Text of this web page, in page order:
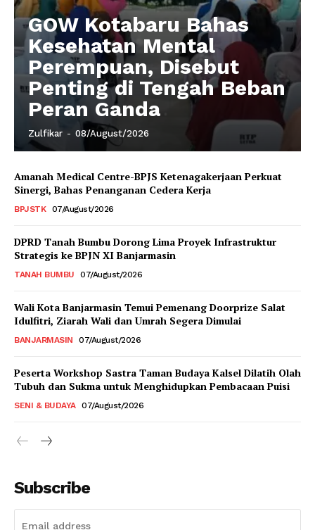
GOW Kotabaru Bahas
Kesehatan Mental
Perempuan, Disebut
Penting di Tengah Beban
Peran Ganda
Zulfikar - 08/August/2026
Amanah Medical Centre-BPJS Ketenagakerjaan Perkuat
Sinergi, Bahas Penanganan Cedera Kerja
BPJSTK 07/August/2026
DPRD Tanah Bumbu Dorong Lima Proyek Infrastruktur
Strategis ke BPJN XI Banjarmasin
TANAH BUMBU 07/August/2026
Wali Kota Banjarmasin Temui Pemenang Doorprize Salat
Idulfitri, Ziarah Wali dan Umrah Segera Dimulai
BANJARMASIN 07/August/2026
Peserta Workshop Sastra Taman Budaya Kalsel Dilatih Olah
Tubuh dan Sukma untuk Menghidupkan Pembacaan Puisi
SENI & BUDAYA 07/August/2026
Subscribe